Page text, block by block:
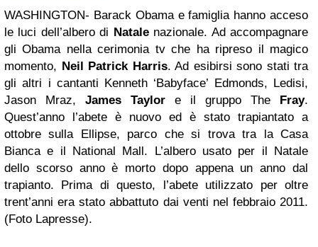
WASHINGTON- Barack Obama e famiglia hanno acceso
le luci dell’albero di Natalenazionale. Ad accompagnare
gli Obama nella cerimonia tv che ha ripreso il magico
momento, Neil Patrick Harris. Ad esibirsi sono stati tra
gli altri i cantanti Kenneth ‘Babyface’ Edmonds, Ledisi,
Jason Mraz, James Taylor e il gruppo The Fray.
Quest’anno l’abete è nuovo ed è stato trapiantato a
ottobre sulla Ellipse, parco che si trova tra la Casa
Bianca e il National Mall. L’albero usato per il Natale
dello scorso anno è morto dopo appena un anno dal
trapianto. Prima di questo, l’abete utilizzato per oltre
trent’anni era stato abbattuto dai venti nel febbraio 2011.
(Foto Lapresse).